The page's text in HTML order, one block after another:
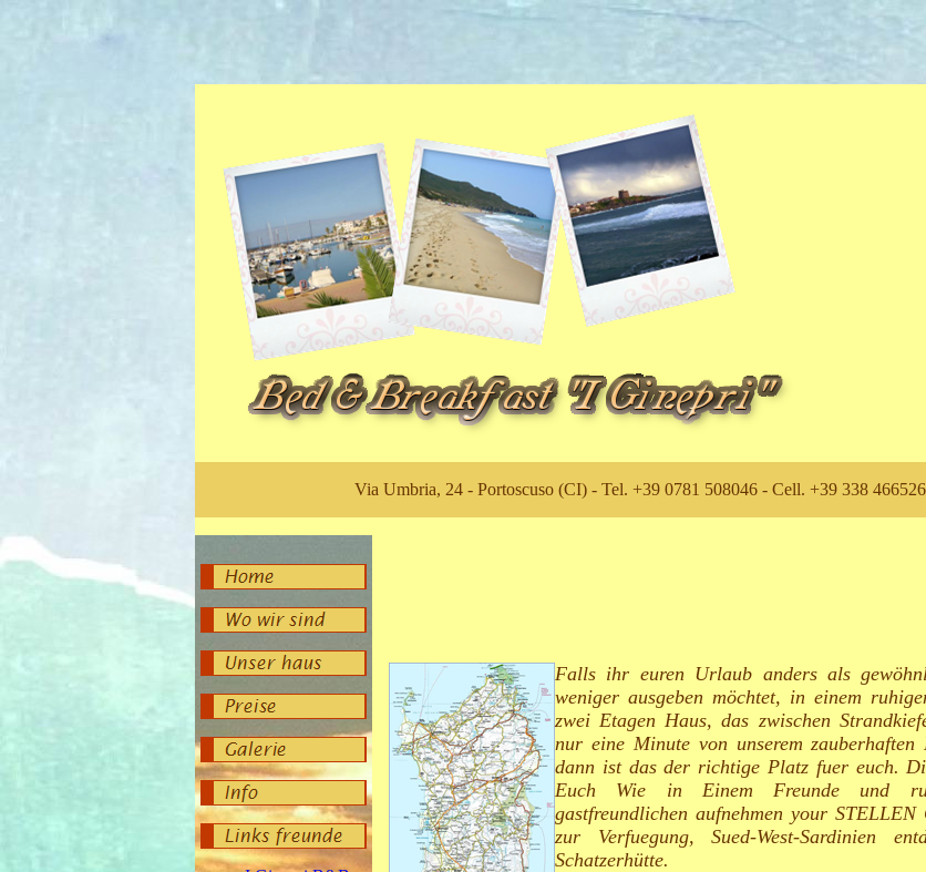
Via Umbria, 24 - Portoscuso (CI) - Tel. +39 0781 508046 - Cell. +39 338
Falls ihr euren Urlaub anders als
weniger ausgeben möchtet, in einem
zwei Etagen Haus, das zwischen
nur eine Minute von unserem
dann ist das der richtige Platz fuer euch.
Euch
Wie in Einem Freunde und
gastfreundlichen aufnehmen your STELLEN
zur
Verfuegung,Sued-West-Sardinien
Schatzerhütte.